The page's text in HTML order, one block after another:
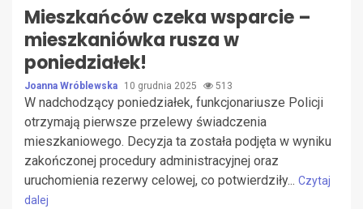
Mieszkańców czeka wsparcie –
mieszkaniówka rusza w
poniedziałek!
Joanna Wróblewska 10 grudnia 2025 513
W nadchodzący poniedziałek, funkcjonariusze Policji
otrzymają pierwsze przelewy świadczenia
mieszkaniowego. Decyzja ta została podjęta w wyniku
zakończonej procedury administracyjnej oraz
uruchomienia rezerwy celowej, co potwierdziły... Czytaj
dalej